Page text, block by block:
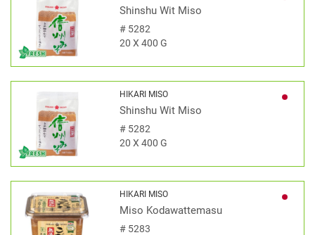
Shinshu Wit Miso
#5282
20 X 400 G
HIKARI MISO
Shinshu Wit Miso
#5282
20 X 400 G
HIKARI MISO
Miso Kodawattemasu
#5283